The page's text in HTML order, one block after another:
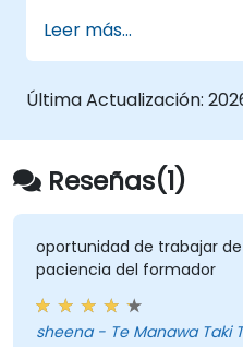
ASP.NET
Crear servicios
Sacar el máximo
Crear
Leer más...
Última Actualización:
Reseñas(1)
oportunidad de trabajar
paciencia del formador
sheena - Te Manawa